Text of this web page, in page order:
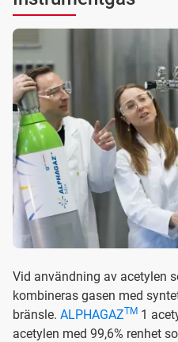
Vid användning av acetylen
kombineras gasen med
bränsle. ALPHAGAZTM 1
acetylen med 99,6% renhet